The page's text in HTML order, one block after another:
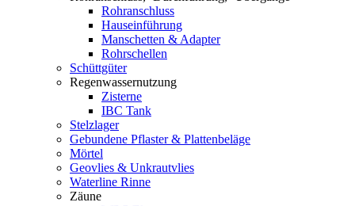
Rohranschluss
Hauseinführung
Manschetten & Adapter
Rohrschellen
Schüttgüter
Regenwassernutzung
Zisterne
IBC Tank
Stelzlager
Gebundene Pflaster & Plattenbeläge
Mörtel
Geovlies & Unkrautvlies
Waterline Rinne
Zäune